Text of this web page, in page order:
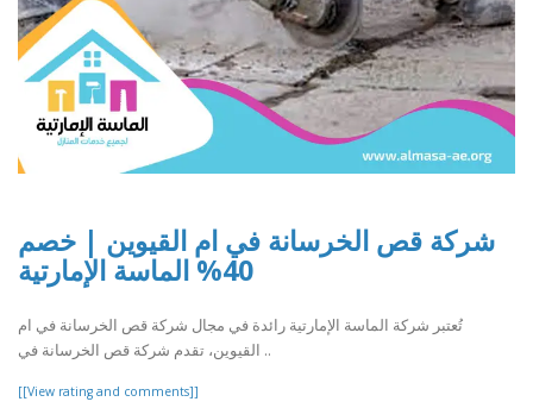
شركة قص الخرسانة في ام القيوين | خصم
40% الماسة الإمارتية
تُعتبر شركة الماسة الإمارتية رائدة في مجال شركة قص الخرسانة في ام
القيوين، تقدم شركة قص الخرسانة في ..
[[View rating and comments]]